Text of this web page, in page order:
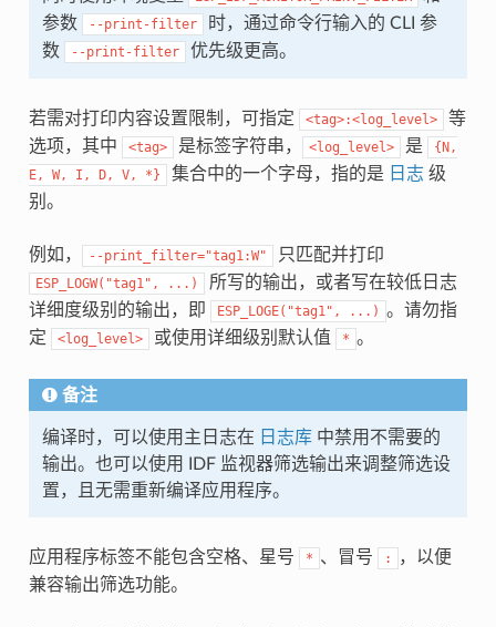
参数
--print-filter
时，通过命令行输入的 CLI 参
数
--print-filter 优先级更高。
若需对打印内容设置限制，可指定 <tag>:<log_level>
等
选项，其中
<tag> 是标签字符串， <log_level> 是
{N,
E,
W, I, D, V, *} 集合中的一个字母，指的是 日志级
别。
例如， --print_filter="tag1:W" 只匹配并打印
ESP_LOGW("tag1", ...)
所写的输出，或者写在较低日志
详细度级别的输出，即
ESP_LOGE("tag1", ...) 。请勿指
定
<log_level> 或使用详细级别默认值 * 。
备注
编译时，可以使用主日志在 日志库中禁用不需要的
输出。也可以使用 IDF 监视器筛选输出来调整筛选设
置，且无需重新编译应用程序。
应用程序标签不能包含空格、星号 * 、冒号 :
，以便
兼容输出筛选功能。